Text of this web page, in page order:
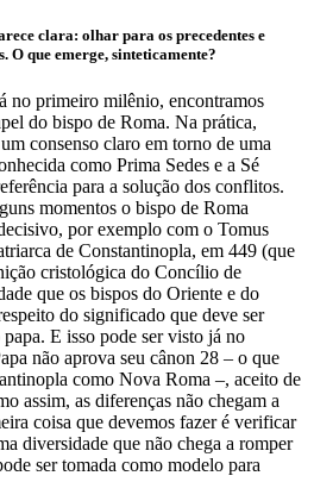
clara: olhar para os precedentes e
O que emerge, sinteticamente?
no primeiro milênio, encontramos
do bispo de Roma. Na prática,
consenso claro em torno de uma
como Prima Sedes e a Sé
para a solução dos conflitos.
momentos o bispo de Roma
por exemplo com o Tomus
de Constantinopla, em 449 (que
cristológica do Concílio de
que os bispos do Oriente e do
do significado que deve ser
E isso pode ser visto já no
não aprova seu cânon 28 – o que
como Nova Roma –, aceito de
assim, as diferenças não chegam a
coisa que devemos fazer é verificar
diversidade que não chega a romper
ser tomada como modelo para